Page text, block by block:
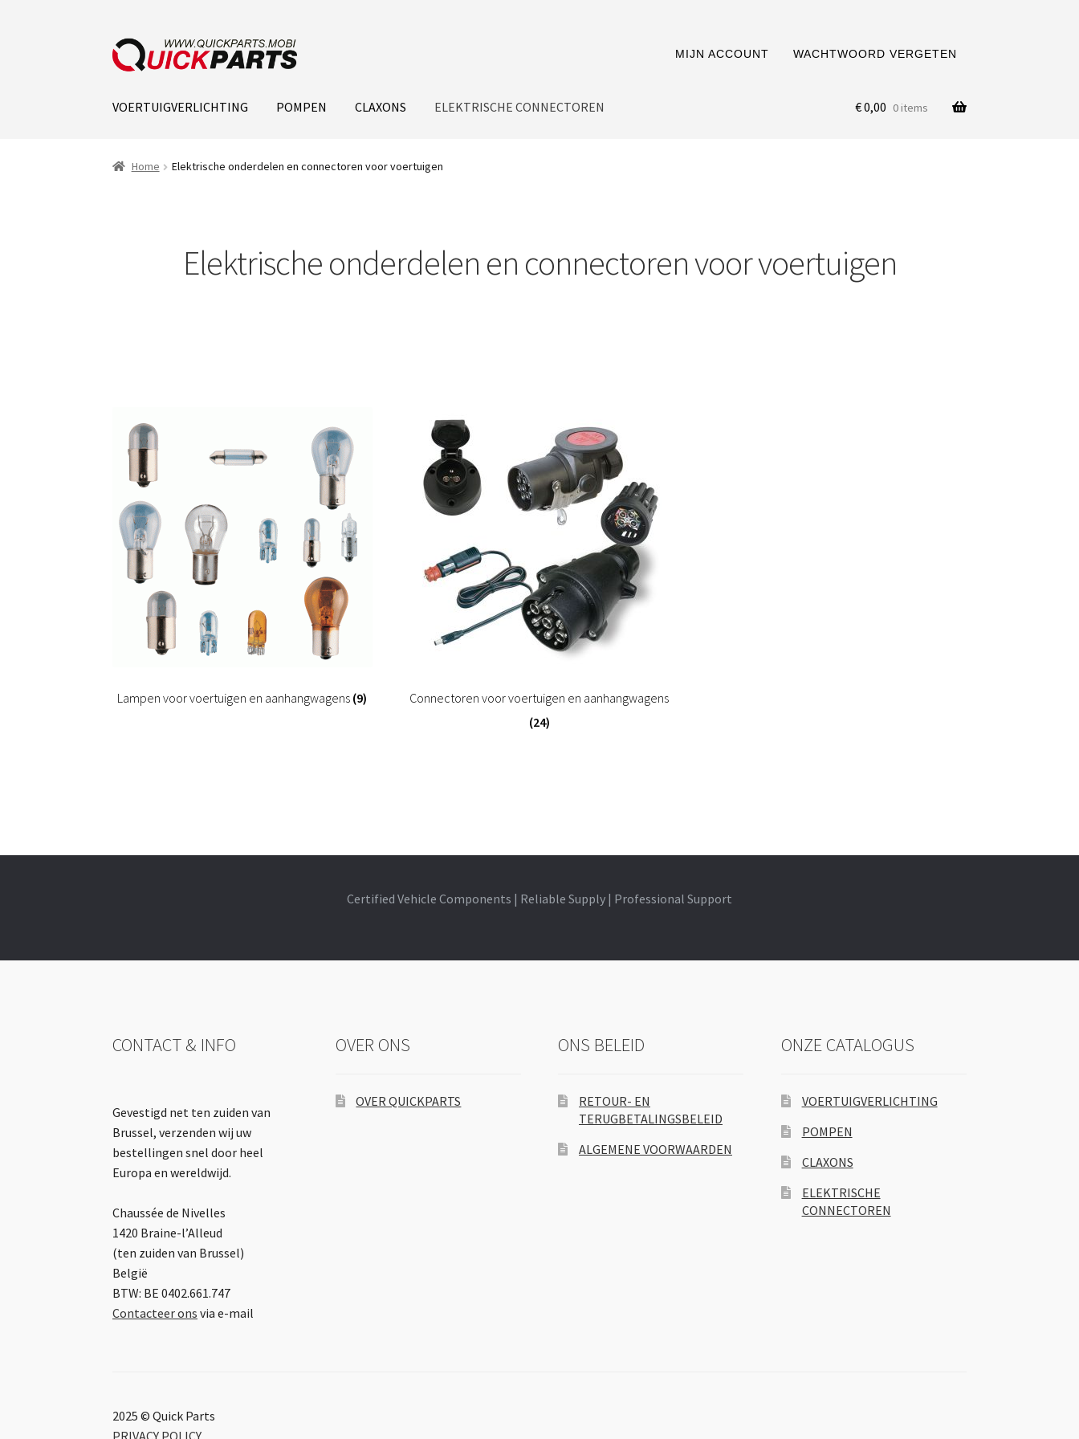
MIJN ACCOUNT WACHTWOORD VERGETEN
VOERTUIGVERLICHTING POMPEN CLAXONS ELEKTRISCHE CONNECTOREN €0,00 0 items
Home Elektrische onderdelen en connectoren voor voertuigen
Elektrische onderdelen en connectoren voor voertuigen
Lampen voor voertuigen en aanhangwagens (9)
Connectoren voor voertuigen en aanhangwagens
(24)
Certified Vehicle Components | Reliable Supply | Professional Support
CONTACT & INFO
Gevestigd net ten zuiden van
Brussel, verzenden wij uw
bestellingen snel door heel
Europa en wereldwijd.
Chaussée de Nivelles
1420 Braine-l’Alleud
(ten zuiden van Brussel)
België
BTW: BE 0402.661.747
Contacteer ons via e-mail
OVER ONS
OVER QUICKPARTS
ONS BELEID
RETOUR- EN
TERUGBETALINGSBELEID
ALGEMENE VOORWAARDEN
ONZE CATALOGUS
VOERTUIGVERLICHTING
POMPEN
CLAXONS
ELEKTRISCHE
CONNECTOREN
2025 © Quick Parts
PRIVACY POLICY